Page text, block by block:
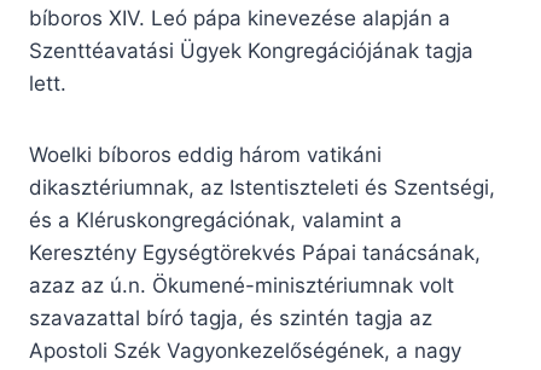
bíboros XIV. Leó pápa kinevezése alapján a
Szenttéavatási Ügyek Kongregációjának tagja
lett.
Woelki bíboros eddig három vatikáni
dikasztériumnak, az Istentiszteleti és Szentségi,
és a Kléruskongregációnak, valamint a
Keresztény Egységtörekvés Pápai tanácsának,
azaz az ú.n. Ökumené-minisztériumnak volt
szavazattal bíró tagja, és szintén tagja az
Apostoli Szék Vagyonkezelőségének, a nagy